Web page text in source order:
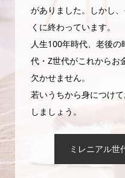
がありました。しかし
くに終わっています。
人生100年時代、老後
代・Z世代がこれからお
欠かせません。
若いうちから身につけ
しましょう。
ミレニアル世